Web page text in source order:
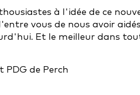
à l'idée de ce
vous de nous avoir
Et le meilleur dans
de Perch